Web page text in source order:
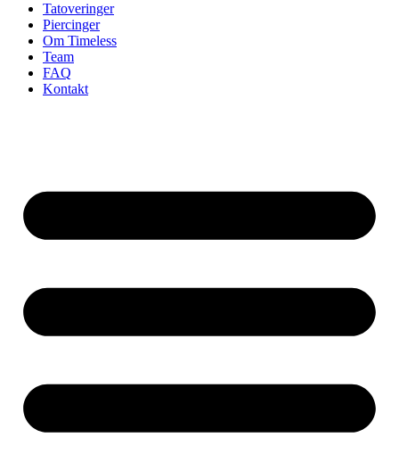
Tatoveringer
Piercinger
Om Timeless
Team
FAQ
Kontakt